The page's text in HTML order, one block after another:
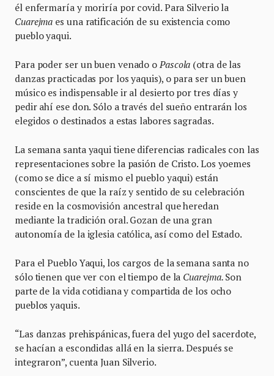
él enfermaría y moriría por covid. Para Silverio la
Cuarejma es una ratificación de su existencia como
pueblo yaqui.
Para poder ser un buen venado o Pascola (otra de las
danzas practicadas por los yaquis), o para ser un buen
músico es indispensable ir al desierto por tres días y
pedir ahí ese don. Sólo a través del sueño entrarán los
elegidos o destinados a estas labores sagradas.
La semana santa yaqui tiene diferencias radicales con las
representaciones sobre la pasión de Cristo. Los yoemes
(como se dice a sí mismo el pueblo yaqui) están
conscientes de que la raíz y sentido de su celebración
reside en la cosmovisión ancestral que heredan
mediante la tradición oral. Gozan de una gran
autonomía de la iglesia católica, así como del Estado.
Para el Pueblo Yaqui, los cargos de la semana santa no
sólo tienen que ver con el tiempo de la Cuarejma. Son
parte de la vida cotidiana y compartida de los ocho
pueblos yaquis.
“Las danzas prehispánicas, fuera del yugo del sacerdote,
se hacían a escondidas allá en la sierra. Después se
integraron”, cuenta Juan Silverio.